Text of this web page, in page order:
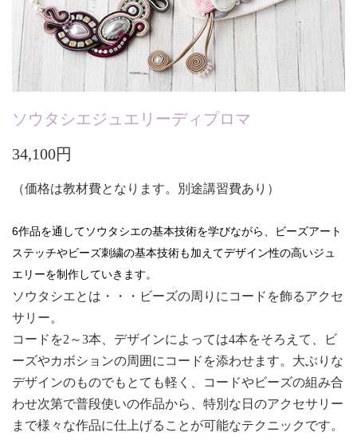
ソウタシエジュエリーディプロマ
34,100円
（価格は教材費となります。別途講習費あり ）
6作品を通してソウタシエの基本技術を学びながら、ビーズアート
ステッチやビーズ刺繍の基本技術も加えてデザイン性の高いジュ
エリーを制作していきます。
ソウタシエとは・・・ビーズの周りにコードを飾るアクセ
サリー。
コードを2～3本、デザインによっては4本をそろえて、ビ
ーズやカボションの周囲にコードを添わせます。大ぶりな
デザインのものでもとても軽く、コードやビーズの組み合
わせ次第で普段使いの作品から、特別な日のアクセサリー
まで様々な作品に仕上げることが可能なテクニックです。